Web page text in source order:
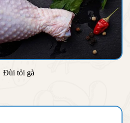
Đùi tỏi gà